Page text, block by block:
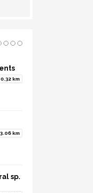
km
km
sp.